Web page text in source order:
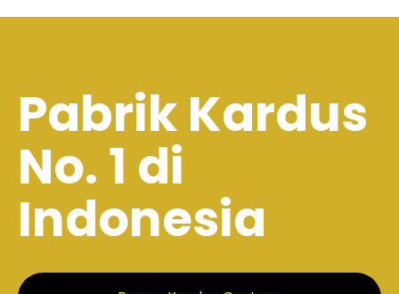
Pabrik Kardus
No. 1 di
Indonesia